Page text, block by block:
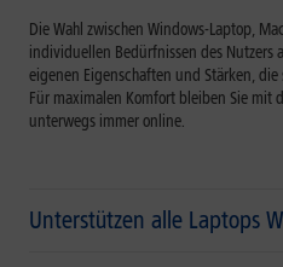
Die Wahl zwischen Windows-Laptop,
individuellen Bedürfnissen des Nutzers
eigenen Eigenschaften und Stärken,
Für maximalen Komfort bleiben Sie mit
unterwegs immer online.
Unterstützen alle Laptops